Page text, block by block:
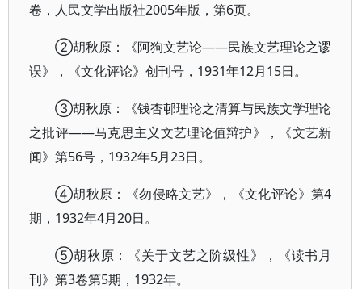
卷，人民文学出版社2005年版，第6页。
②胡秋原：《阿狗文艺论——民族文艺理论之谬
误》，《文化评论》创刊号，1931年12月15日。
③胡秋原：《钱杏邨理论之清算与民族文学理论
之批评——马克思主义文艺理论值辩护》，《文艺新
闻》第56号，1932年5月23日。
④胡秋原：《勿侵略文艺》，《文化评论》第4
期，1932年4月20日。
⑤胡秋原：《关于文艺之阶级性》，《读书月
刊》第3卷第5期，1932年。